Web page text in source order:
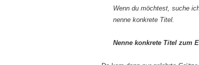
Wenn du möchtest, suche
nenne konkrete Titel.
Nenne konkrete Titel zum